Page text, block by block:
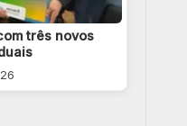
três novos